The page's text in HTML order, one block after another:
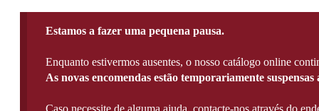
Estamos a fazer uma pequena pausa.
Enquanto estivermos ausentes, o nosso catálogo online
As novas encomendas estão temporariamente suspensas
Caso necessite de alguma ajuda, contacte-nos através do